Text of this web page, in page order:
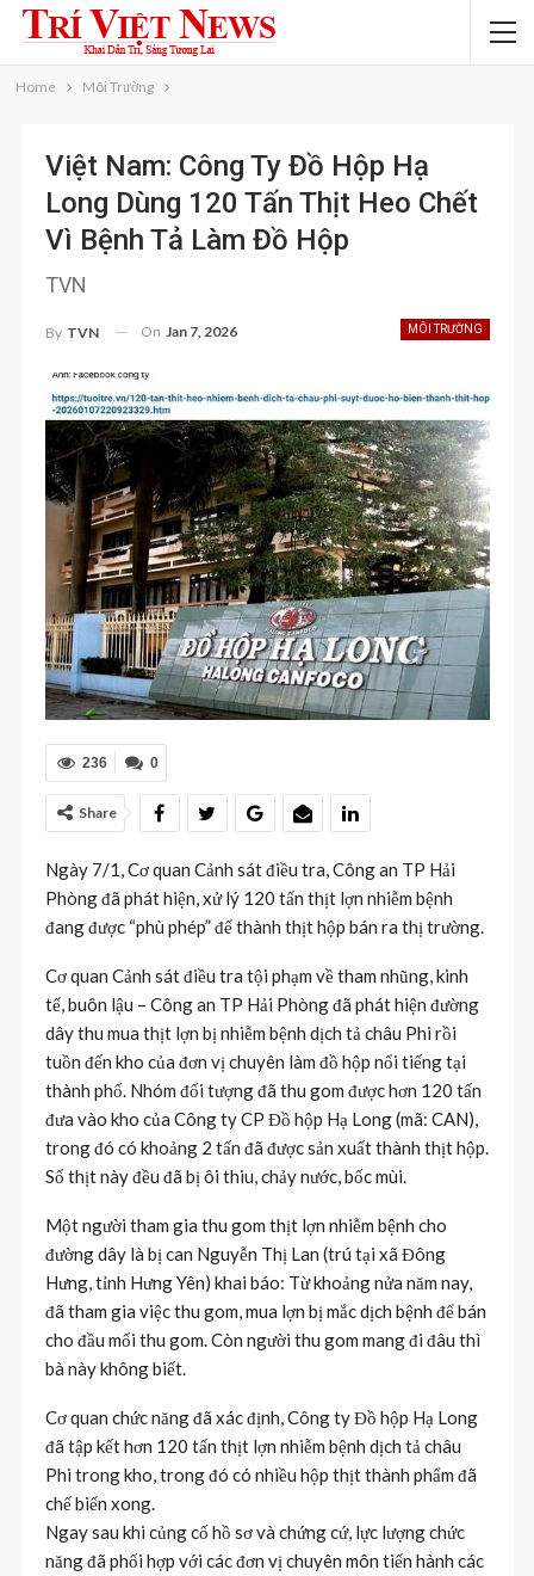
Home Môi Trường
Việt Nam: Công Ty Đồ Hộp Hạ
Long Dùng 120 Tấn Thịt Heo Chết
Vì Bệnh Tả Làm Đồ Hộp
TVN
MÔI TRƯỜNG
By TVN On Jan 7, 2026
0
236
Share
Ngày 7/1, Cơ quan Cảnh sát điều tra, Công an TP Hải
Phòng đã phát hiện, xử lý 120 tấn thịt lợn nhiễm bệnh
đang được “phù phép” để thành thịt hộp bán ra thị trường.
Cơ quan Cảnh sát điều tra tội phạm về tham nhũng, kinh
tế, buôn lậu – Công an TP Hải Phòng đã phát hiện đường
dây thu mua thịt lợn bị nhiễm bệnh dịch tả châu Phi rồi
tuồn đến kho của đơn vị chuyên làm đồ hộp nổi tiếng tại
thành phố. Nhóm đối tượng đã thu gom được hơn 120 tấn
đưa vào kho của Công ty CP Đồ hộp Hạ Long (mã: CAN),
trong đó có khoảng 2 tấn đã được sản xuất thành thịt hộp.
Số thịt này đều đã bị ôi thiu, chảy nước, bốc mùi.
Một người tham gia thu gom thịt lợn nhiễm bệnh cho
đường dây là bị can Nguyễn Thị Lan (trú tại xã Đông
Hưng, tỉnh Hưng Yên) khai báo: Từ khoảng nửa năm nay,
đã tham gia việc thu gom, mua lợn bị mắc dịch bệnh để bán
cho đầu mối thu gom. Còn người thu gom mang đi đâu thì
bà này không biết.
Cơ quan chức năng đã xác định, Công ty Đồ hộp Hạ Long
đã tập kết hơn 120 tấn thịt lợn nhiễm bệnh dịch tả châu
Phi trong kho, trong đó có nhiều hộp thịt thành phẩm đã
chế biến xong.
Ngay sau khi củng cố hồ sơ và chứng cứ, lực lượng chức
năng đã phối hợp với các đơn vị chuyên môn tiến hành các